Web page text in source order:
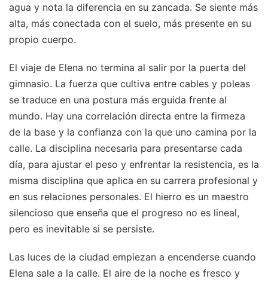
agua y nota la diferencia en su zancada. Se siente más
alta, más conectada con el suelo, más presente en su
propio cuerpo.
El viaje de Elena no termina al salir por la puerta del
gimnasio. La fuerza que cultiva entre cables y poleas
se traduce en una postura más erguida frente al
mundo. Hay una correlación directa entre la firmeza
de la base y la confianza con la que uno camina por la
calle. La disciplina necesaria para presentarse cada
día, para ajustar el peso y enfrentar la resistencia, es la
misma disciplina que aplica en su carrera profesional y
en sus relaciones personales. El hierro es un maestro
silencioso que enseña que el progreso no es lineal,
pero es inevitable si se persiste.
Las luces de la ciudad empiezan a encenderse cuando
Elena sale a la calle. El aire de la noche es fresco y